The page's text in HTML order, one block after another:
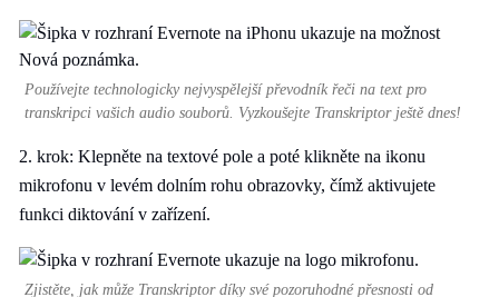
Používejte technologicky nejvyspělejší převodník řeči na text pro
transkripci vašich audio souborů. Vyzkoušejte Transkriptor ještě dnes!
2. krok: Klepněte na textové pole a poté klikněte na ikonu
mikrofonu v levém dolním rohu obrazovky, čímž aktivujete
funkci diktování v zařízení.
Zjistěte, jak může Transkriptor díky své pozoruhodné přesnosti od